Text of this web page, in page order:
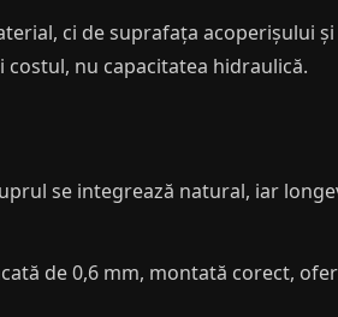
ci de suprafața acoperișului
nu capacitatea hidraulică.
se integrează natural, iar
de 0,6 mm, montată corect,